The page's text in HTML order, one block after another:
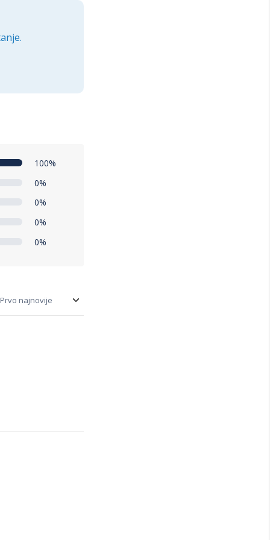
100%
0%
0%
0%
0%